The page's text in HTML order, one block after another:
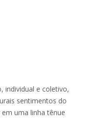
individual e coletivo,
sentimentos do
uma linha tênue